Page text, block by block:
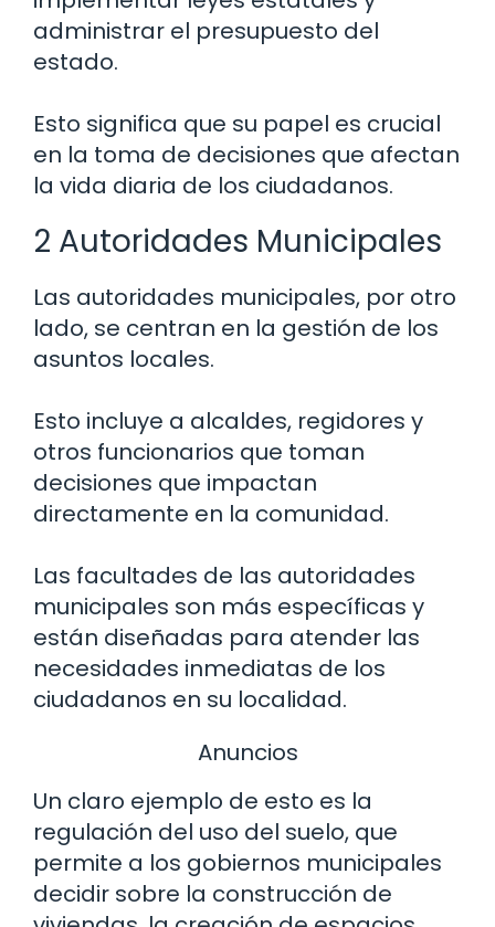
administrar el presupuesto del
estado.
Esto significa que su papel es crucial
en la toma de decisiones que afectan
la vida diaria de los ciudadanos.
2 Autoridades Municipales
Las autoridades municipales, por otro
lado, se centran en la gestión de los
asuntos locales.
Esto incluye a alcaldes, regidores y
otros funcionarios que toman
decisiones que impactan
directamente en la comunidad.
Las facultades de las autoridades
municipales son más específicas y
están diseñadas para atender las
necesidades inmediatas de los
ciudadanos en su localidad.
Anuncios
Un claro ejemplo de esto es la
regulación del uso del suelo, que
permite a los gobiernos municipales
decidir sobre la construcción de